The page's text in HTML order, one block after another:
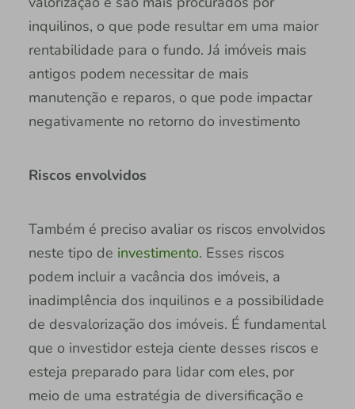
inquilinos, o que pode resultar em uma maior
rentabilidade para o fundo. Já imóveis mais
antigos podem necessitar de mais
manutenção e reparos, o que pode impactar
negativamente no retorno do investimento
Riscos envolvidos
Também é preciso avaliar os riscos envolvidos
neste tipo de investimento. Esses riscos
podem incluir a vacância dos imóveis, a
inadimplência dos inquilinos e a possibilidade
de desvalorização dos imóveis. É fundamental
que o investidor esteja ciente desses riscos e
esteja preparado para lidar com eles, por
meio de uma estratégia de diversificação e